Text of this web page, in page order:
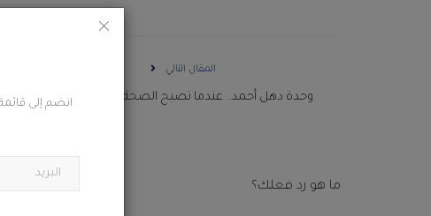
انضم إلى
المقال التالي
وحدة دهل أحمد.. عندما تصبح الصحة أقرب إلى البيت
ما هو رد فعلك؟